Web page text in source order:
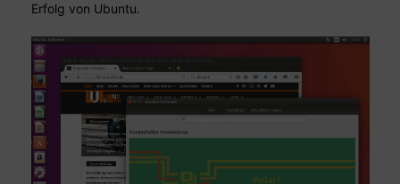
Erfolg von Ubuntu.